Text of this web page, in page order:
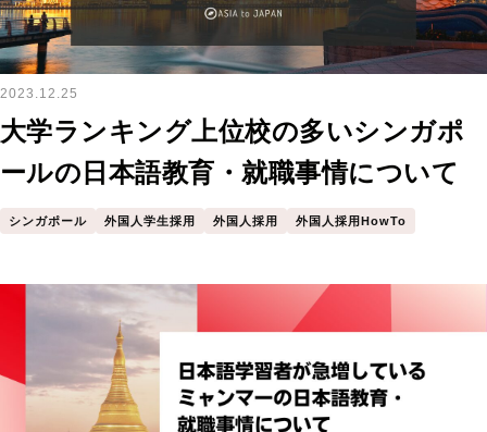
2023.12.25
大学ランキング上位校の多いシンガポ
ールの日本語教育・就職事情について
シンガポール 外国人学生採用 外国人採用 外国人採用HowTo